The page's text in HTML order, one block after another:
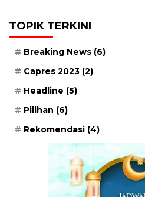
TOPIK TERKINI
Breaking News (6)
Capres 2023 (2)
Headline (5)
Pilihan (6)
Rekomendasi (4)